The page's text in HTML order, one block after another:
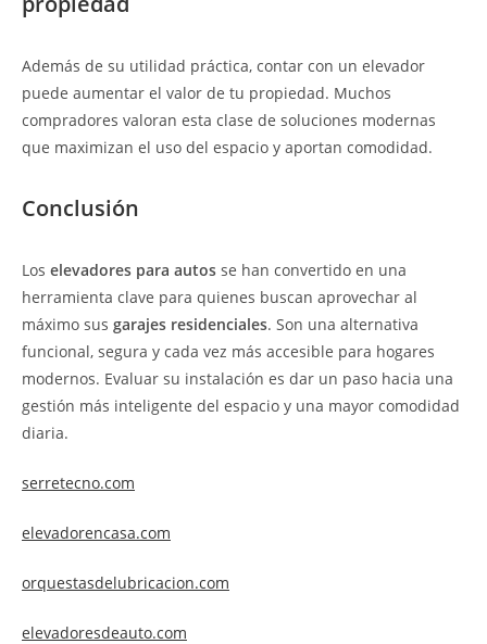
Además de su utilidad práctica, contar con un elevador
puede aumentar el valor de tu propiedad. Muchos
compradores valoran esta clase de soluciones modernas
que maximizan el uso del espacio y aportan comodidad.
Conclusión
Los elevadores para autos se han convertido en una
herramienta clave para quienes buscan aprovechar al
máximo sus garajes residenciales. Son una alternativa
funcional, segura y cada vez más accesible para hogares
modernos. Evaluar su instalación es dar un paso hacia una
gestión más inteligente del espacio y una mayor comodidad
diaria.
serretecno.com
elevadorencasa.com
orquestasdelubricacion.com
elevadoresdeauto.com